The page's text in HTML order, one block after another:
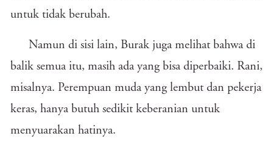
untuk tidak berubah.
Namun di sisi lain, Burak juga melihat bahwa di
balik semua itu, masih ada yang bisa diperbaiki. Rani,
misalnya. Perempuan muda yang lembut dan pekerja
keras, hanya butuh sedikit keberanian untuk
menyuarakan hatinya.